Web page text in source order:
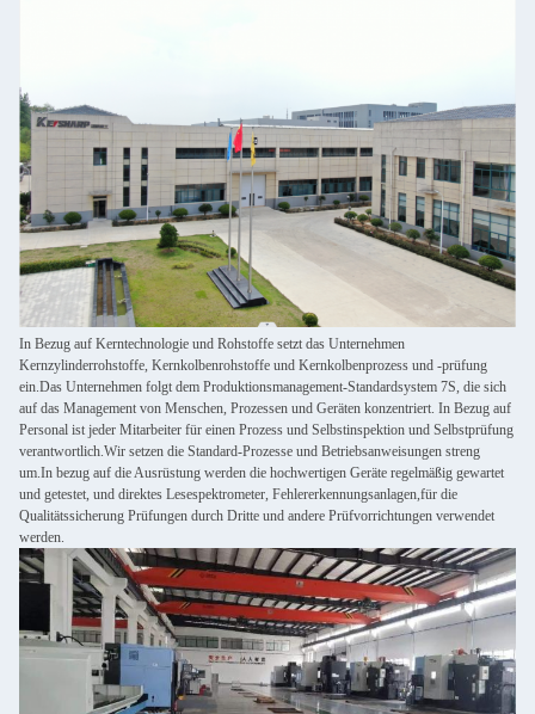
In Bezug auf Kerntechnologie und Rohstoffe setzt das Unternehmen
Kernzylinderrohstoffe, Kernkolbenrohstoffe und Kernkolbenprozess und -prüfung
ein.Das Unternehmen folgt dem Produktionsmanagement-Standardsystem 7S, die sich
auf das Management von Menschen, Prozessen und Geräten konzentriert. In Bezug auf
Personal ist jeder Mitarbeiter für einen Prozess und Selbstinspektion und Selbstprüfung
verantwortlich.Wir setzen die Standard-Prozesse und Betriebsanweisungen streng
um.In bezug auf die Ausrüstung werden die hochwertigen Geräte regelmäßig gewartet
und getestet, und direktes Lesespektrometer, Fehlererkennungsanlagen,für die
Qualitätssicherung Prüfungen durch Dritte und andere Prüfvorrichtungen verwendet
werden.